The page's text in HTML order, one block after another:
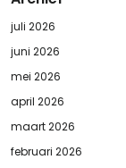
juli 2026
juni 2026
mei 2026
april 2026
maart 2026
februari 2026